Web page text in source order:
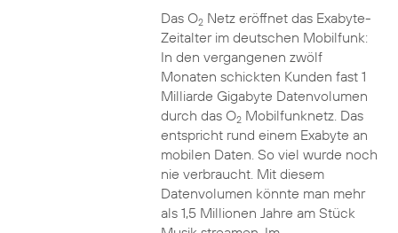
Das O2Netz eröffnet das Exabyte-
Zeitalter im deutschen Mobilfunk:
In den vergangenen zwölf
Monaten schickten Kunden fast 1
Milliarde Gigabyte Datenvolumen
durch das O2Mobilfunknetz. Das
entspricht rund einem Exabyte an
mobilen Daten. So viel wurde noch
nie verbraucht. Mit diesem
Datenvolumen könnte man mehr
als 1,5 Millionen Jahre am Stück